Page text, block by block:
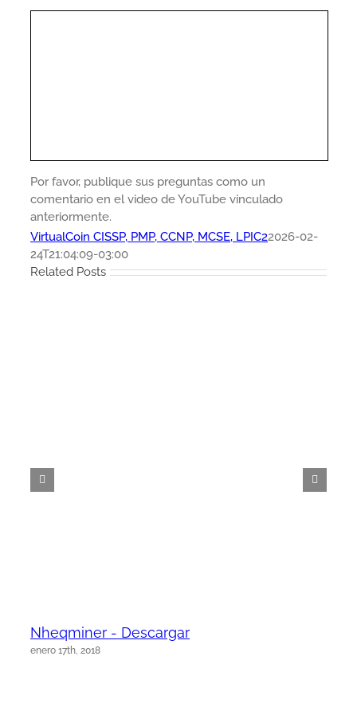
Por favor, publique sus preguntas como un
comentario en el video de YouTube vinculado
anteriormente.
VirtualCoin CISSP, PMP, CCNP, MCSE, LPIC22026-02-
24T21:04:09-03:00
Related Posts
Nheqminer - Descargar
enero 17th, 2018